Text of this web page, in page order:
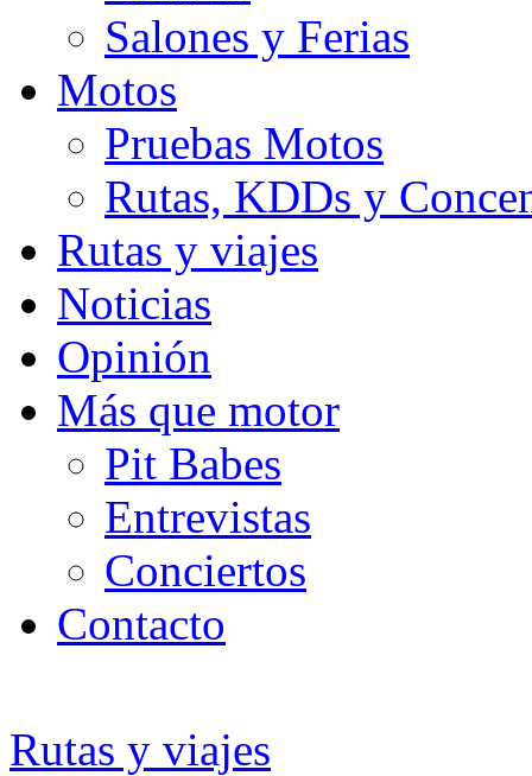
Salones y Ferias
Motos
Pruebas Motos
Rutas, KDDs y
Rutas y viajes
Noticias
Opinión
Más que motor
Pit Babes
Entrevistas
Conciertos
Contacto
Rutas y viajes